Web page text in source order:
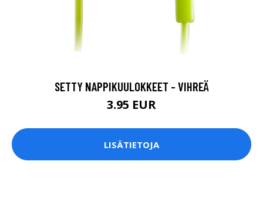
SETTY NAPPIKUULOKKEET - VIHREÄ
3.95 EUR
LISÄTIETOJA